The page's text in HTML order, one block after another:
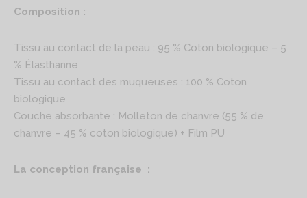
Composition :
Tissu au contact de la peau : 95 % Coton biologique – 5
% Élasthanne
Tissu au contact des muqueuses : 100 % Coton
biologique
Couche absorbante : Molleton de chanvre (55 % de
chanvre – 45 % coton biologique) + Film PU
La conception française :